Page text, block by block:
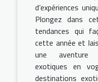
d’expériences
Plongez dans
tendances qui
cette année et
une aventure
exotiques en
destinations